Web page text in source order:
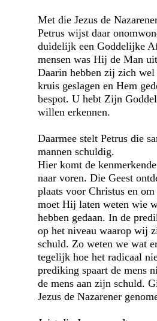
Met die Jezus de
Petrus wijst daar
duidelijk een Goddelijke
mensen was Hij de Man
Daarin hebben zij zich
kruis geslagen en Hem
bespot. U hebt Zijn
willen erkennen.
Daarmee stelt Petrus die
mannen schuldig.
Hier komt de
naar voren. Die Geest
plaats voor Christus en
moet Hij laten weten wie
hebben gedaan. In de
op het niveau waarop wij
schuld. Zo weten we wat
tegelijk hoe het radicaal
prediking spaart de mens
de mens aan zijn schuld.
Jezus de Nazarener